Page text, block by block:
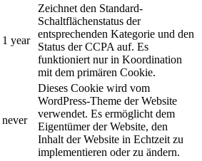
1 year
Zeichnet den Standard-
Schaltflächenstatus der
entsprechenden Kategorie und den
Status der CCPA auf. Es
funktioniert nur in Koordination
mit dem primären Cookie.
never
Dieses Cookie wird vom
WordPress-Theme der Website
verwendet. Es ermöglicht dem
Eigentümer der Website, den
Inhalt der Website in Echtzeit zu
implementieren oder zu ändern.